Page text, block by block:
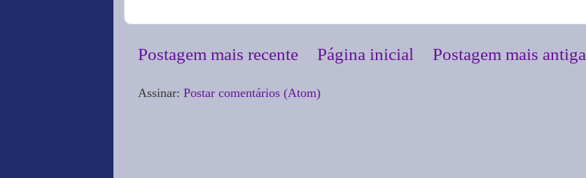
Postagem mais recente Postagem mais antiga
Página inicial
Assinar: Postar comentários (Atom)